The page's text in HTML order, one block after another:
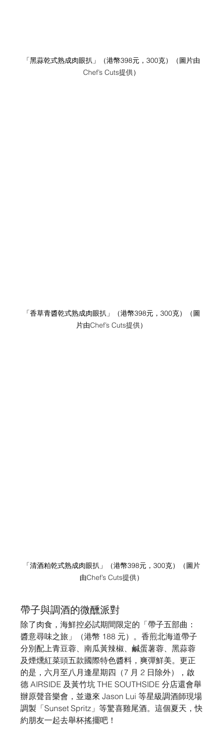
「黑蒜乾式熟成肉眼扒」 （港幣398元，300克）
（圖片由
Chef’s Cuts提供）
「香草青醬乾式熟成肉眼扒」 （港幣398元，300克）
（圖
片由Chef’s Cuts提供）
「清酒粕乾式熟成肉眼扒」 （港幣398元，300克）
（圖片
由Chef’s Cuts提供）
帶子與調酒的微醺派對
除了肉食，海鮮控必試期間限定的「帶子五部曲：
醬意尋味之旅」（港幣 188 元）。香煎北海道帶子
分別配上青豆蓉、南瓜黃辣椒、鹹蛋薯蓉、黑蒜蓉
及煙燻紅菜頭五款國際特色醬料，爽彈鮮美。更正
的是，六月至八月逢星期四（7 月 2 日除外），啟
德 AIRSIDE 及黃竹坑 THE SOUTHSIDE 分店還會舉
辦原聲音樂會，並邀來 Jason Lui 等星級調酒師現場
調製「Sunset Spritz」等驚喜雞尾酒。這個夏天，快
約朋友一起去舉杯搖擺吧！